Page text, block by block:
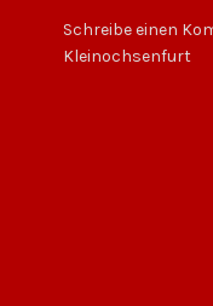
Schreibe einen
Kleinochsenfurt